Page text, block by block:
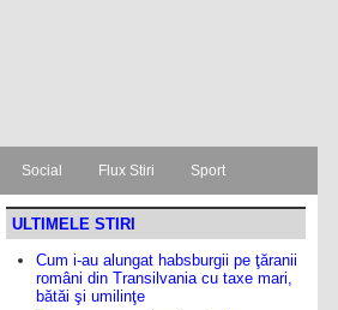
Social Flux Stiri Sport
ULTIMELE STIRI
Cum i-au alungat habsburgii pe ţăranii
români din Transilvania cu taxe mari,
bătăi şi umilinţe